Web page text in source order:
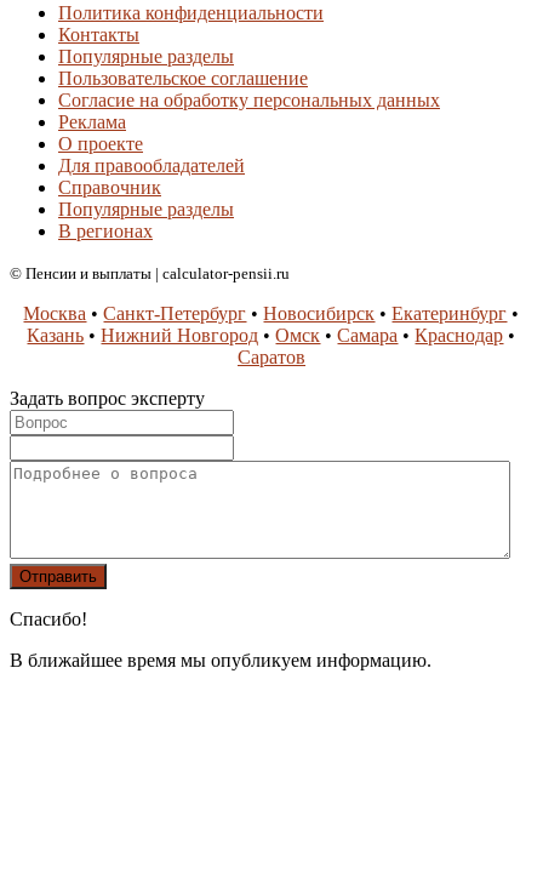
Политика конфиденциальности
Контакты
Популярные разделы
Пользовательское соглашение
Согласие на обработку персональных данных
Реклама
О проекте
Для правообладателей
Справочник
Популярные разделы
В регионах
© Пенсии и выплаты | calculator-pensii.ru
Москва •Санкт-Петербург •Новосибирск •Екатеринбург •
Казань •Нижний Новгород •Омск •Самара •Краснодар •
Саратов
Задать вопрос эксперту
Спасибо!
В ближайшее время мы опубликуем информацию.